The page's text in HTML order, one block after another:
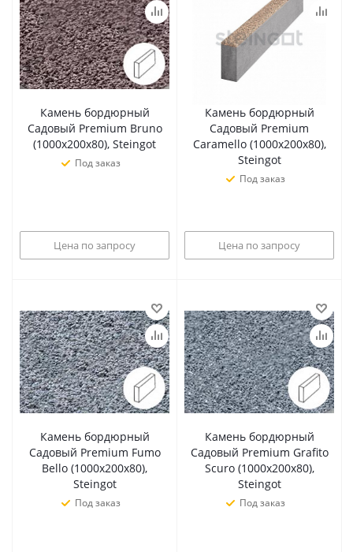
Камень бордюрный
Садовый Premium Bruno
(1000х200х80), Steingot
Под заказ
Цена по запросу
Камень бордюрный
Садовый Premium
Caramello (1000х200х80),
Steingot
Под заказ
Цена по запросу
Камень бордюрный
Садовый Premium Fumo
Bello (1000х200х80),
Steingot
Под заказ
Камень бордюрный
Садовый Premium Grafito
Scuro (1000х200х80),
Steingot
Под заказ